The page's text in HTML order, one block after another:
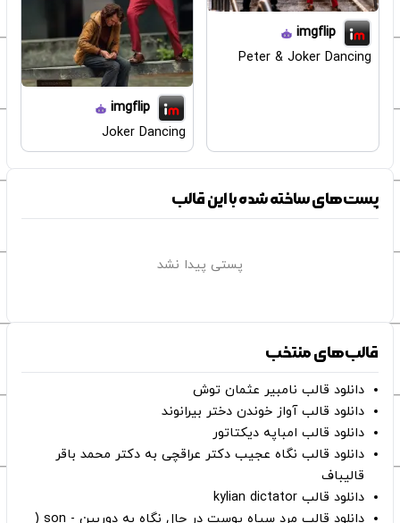
imgflip
Peter & Joker Dancing
imgflip
Joker Dancing
پست‌های ساخته شده با این قالب
پستی پیدا نشد
قالب‌های منتخب
دانلود قالب نامبیر عثمان ‌توش
دانلود قالب آواز خوندن دختر بیرانوند
دانلود قالب امباپه دیکتاتور
دانلود قالب نگاه عجیب دکتر عراقچی به دکتر محمد باقر
قالیباف
دانلود قالب kylian dictator
دانلود قالب مرد سیاه پوست در حال نگاه به دوربین - son (